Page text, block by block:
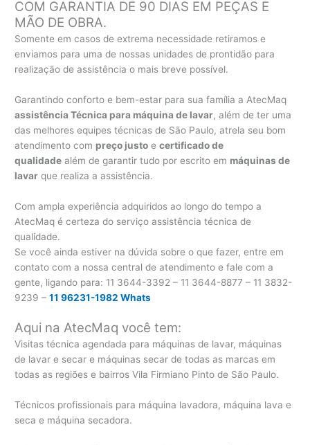
COM GARANTIA DE 90 DIAS EM PEÇAS E
MÃO DE OBRA.
Somente em casos de extrema necessidade retiramos e
enviamos para uma de nossas unidades de prontidão para
realização de assistência o mais breve possível.
Garantindo conforto e bem-estar para sua família a AtecMaq
assistência Técnica para máquina de lavar, além de ter uma
das melhores equipes técnicas de São Paulo, atrela seu bom
atendimento com preço justo ecertificado de
qualidade além de garantir tudo por escrito em máquinas de
lavar que realiza a assistência.
Com ampla experiência adquiridos ao longo do tempo a
AtecMaq é certeza do serviço assistência técnica de
qualidade.
Se você ainda estiver na dúvida sobre o que fazer, entre em
contato com a nossa central de atendimento e fale com a
gente, ligando para: 11 3644-3392 – 11 3644-8877 – 11 3832-
9239 –11 96231-1982 Whats
Aqui na AtecMaq você tem:
Visitas técnica agendada para máquinas de lavar, máquinas
de lavar e secar e máquinas secar de todas as marcas em
todas as regiões e bairros Vila Firmiano Pinto de São Paulo.
Técnicos profissionais para máquina lavadora, máquina lava e
seca e máquina secadora.